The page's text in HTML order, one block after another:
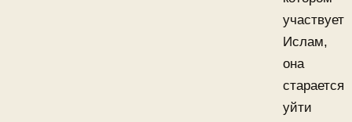
участвует
Ислам,
она
старается
уйти